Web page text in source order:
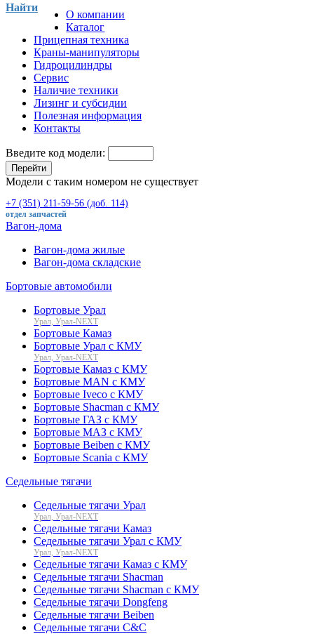
Найти
О компании
Каталог
Прицепная техника
Краны-манипуляторы
Гидроцилиндры
Сервис
Наличие техники
Лизинг и субсидии
Полезная информация
Контакты
Введите код модели:
Перейти
Модели с таким номером не существует
+7 (351) 211-59-56 (доб. 114)
отдел запчастей
Вагон-дома
Вагон-дома жилые
Вагон-дома складские
Бортовые автомобили
Бортовые Урал
Урал, Урал-NEXT
Бортовые Камаз
Бортовые Урал с КМУ
Урал, Урал-NEXT
Бортовые Камаз с КМУ
Бортовые MAN с КМУ
Бортовые Iveco с КМУ
Бортовые Shacman с КМУ
Бортовые ГАЗ с КМУ
Бортовые МАЗ с КМУ
Бортовые Beiben с КМУ
Бортовые Scania с КМУ
Седельные тягачи
Седельные тягачи Урал
Урал, Урал-NEXT
Седельные тягачи Камаз
Седельные тягачи Урал с КМУ
Урал, Урал-NEXT
Седельные тягачи Камаз с КМУ
Седельные тягачи Shacman
Седельные тягачи Shacman с КМУ
Седельные тягачи Dongfeng
Седельные тягачи Beiben
Седельные тягачи C&C